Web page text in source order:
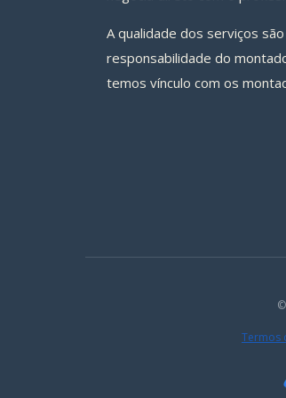
A qualidade dos serviços
responsabilidade do
temos vínculo com os
Termos